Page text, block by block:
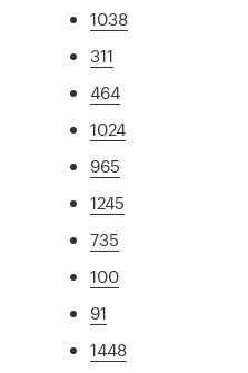
1038
311
464
1024
965
1245
735
100
91
1448